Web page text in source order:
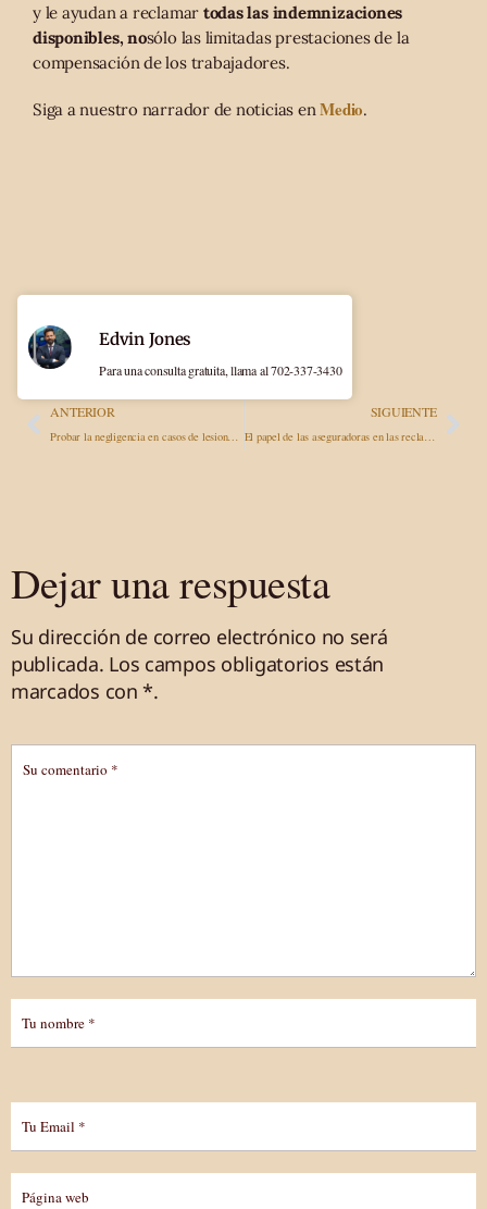
y le ayudan a reclamar todas las indemnizaciones
disponibles, nosólo las limitadas prestaciones de la
compensación de los trabajadores.
Siga a nuestro narrador de noticias enMedio.
ANTERIOR
Probar la negligencia en casos de lesiones personales: Pruebas y estrategias esenciales
SIGUIENTE
Edvin Jones
Para una consulta gratuita, llama al 702-337-3430
Dejar una respuesta
Su dirección de correo electrónico no será
publicada. Los campos obligatorios están
marcados con *.